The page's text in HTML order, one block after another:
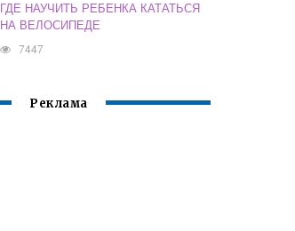
ГДЕ НАУЧИТЬ РЕБЕНКА КАТАТЬСЯ
НА ВЕЛОСИПЕДЕ
7447
Реклама